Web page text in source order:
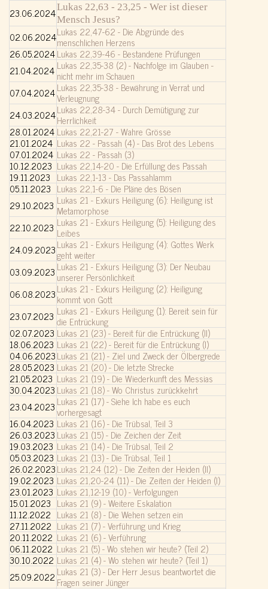
23.06.2024Lukas 22,63 - 23,25 - Wer ist dieser
Mensch Jesus?
02.06.2024Lukas 22,47-62 - Die Abgründe des
menschlichen Herzens
26.05.2024Lukas 22,39-46 - Bestandene Prüfungen
21.04.2024 Lukas 22,35-38 (2) - Nachfolge im Glauben -
nicht mehr im Schauen
07.04.2024Lukas 22,35-38 - Bewährung in Verrat und
Verleugnung
24.03.2024Lukas 22,28-34 - Durch Demütigung zur
Herrlichkeit
28.01.2024 Lukas 22,21-27 - Wahre Grösse
21.01.2024 Lukas 22 - Passah (4) - Das Brot des Lebens
07.01.2024 Lukas 22 - Passah (3)
10.12.2023 Lukas 22,14-20 - Die Erfüllung des Passah
19.11.2023 Lukas 22,1-13 - Das Passahlamm
05.11.2023 Lukas 22,1-6 - Die Pläne des Bösen
29.10.2023 Lukas 21 - Exkurs Heiligung (6): Heiligung ist
Metamorphose
22.10.2023 Lukas 21 - Exkurs Heiligung (5): Heiligung des
Leibes
24.09.2023Lukas 21 - Exkurs Heiligung (4): Gottes Werk
geht weiter
03.09.2023 Lukas 21 - Exkurs Heiligung (3): Der Neubau
unserer Persönlichkeit
06.08.2023Lukas 21 - Exkurs Heiligung (2): Heiligung
kommt von Gott
23.07.2023 Lukas 21 - Exkurs Heiligung (1): Bereit sein für
die Entrückung
02.07.2023 Lukas 21 (23) - Bereit für die Entrückung (II)
18.06.2023 Lukas 21 (22) - Bereit für die Entrückung (I)
04.06.2023Lukas 21 (21) - Ziel und Zweck der Ölbergrede
28.05.2023 Lukas 21 (20) - Die letzte Strecke
21.05.2023 Lukas 21 (19) - Die Wiederkunft des Messias
30.04.2023 Lukas 21 (18) - Wo Christus zurückkehrt
23.04.2023 Lukas 21 (17) - Siehe Ich habe es euch
vorhergesagt
16.04.2023 Lukas 21 (16) - Die Trübsal, Teil 3
26.03.2023 Lukas 21 (15) - Die Zeichen der Zeit
19.03.2023 Lukas 21 (14) - Die Trübsal, Teil 2
05.03.2023 Lukas 21 (13) - Die Trübsal, Teil 1
26.02.2023Lukas 21,24 (12) - Die Zeiten der Heiden (II)
19.02.2023 Lukas 21,20-24 (11) - Die Zeiten der Heiden (I)
23.01.2023 Lukas 21,12-19 (10) - Verfolgungen
15.01.2023 Lukas 21 (9) - Weitere Eskalation
11.12.2022 Lukas 21 (8) - Die Wehen setzen ein
27.11.2022 Lukas 21 (7) - Verführung und Krieg
20.11.2022 Lukas 21 (6) - Verführung
06.11.2022 Lukas 21 (5) - Wo stehen wir heute? (Teil 2)
30.10.2022 Lukas 21 (4) - Wo stehen wir heute? (Teil 1)
25.09.2022 Lukas 21 (3) - Der Herr Jesus beantwortet die
Fragen seiner Jünger